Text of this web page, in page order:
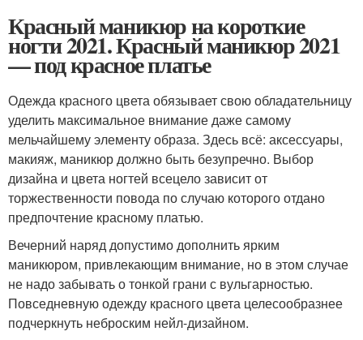
Красный маникюр на короткие
ногти 2021. Красный маникюр 2021
— под красное платье
Одежда красного цвета обязывает свою обладательницу
уделить максимальное внимание даже самому
мельчайшему элементу образа. Здесь всё: аксессуары,
макияж, маникюр должно быть безупречно. Выбор
дизайна и цвета ногтей всецело зависит от
торжественности повода по случаю которого отдано
предпочтение красному платью.
Вечерний наряд допустимо дополнить ярким
маникюром, привлекающим внимание, но в этом случае
не надо забывать о тонкой грани с вульгарностью.
Повседневную одежду красного цвета целесообразнее
подчеркнуть неброским нейл-дизайном.